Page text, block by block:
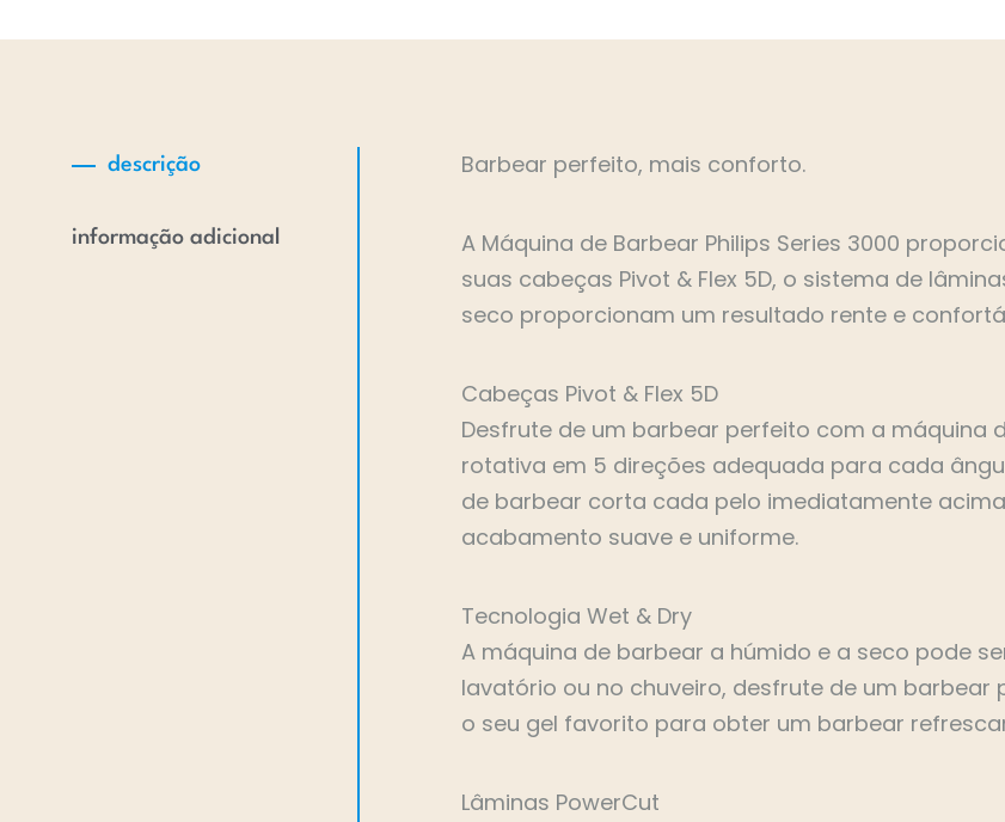
descrição
informação adicional
Barbear perfeito, mais conforto.
A Máquina de Barbear Philips Series 3000
suas cabeças Pivot & Flex 5D, o sistema de
seco proporcionam um resultado rente e
Cabeças Pivot & Flex 5D
Desfrute de um barbear perfeito com a máquina
rotativa em 5 direções adequada para cada
de barbear corta cada pelo imediatamente
acabamento suave e uniforme.
Tecnologia Wet & Dry
A máquina de barbear a húmido e a seco pode
lavatório ou no chuveiro, desfrute de um
o seu gel favorito para obter um barbear
Lâminas PowerCut